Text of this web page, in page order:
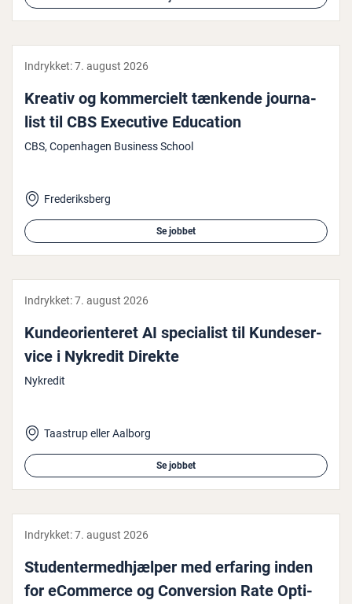
Indrykket:7. august 2026
Kreativ og kom­merci­elt tænkende jour­na­
list til CBS Executive Education
CBS, Copenhagen Business School
Frederiksberg
Se jobbet
Indrykket:7. august 2026
Kun­de­o­ri­en­te­ret AI spe­ci­a­list til Kun­de­ser­
vi­ce i Nykredit Direkte
Nykredit
Taastrup eller Aalborg
Se jobbet
Indrykket:7. august 2026
Stu­den­ter­med­hjæl­per med erfaring inden
for eCommerce og Con­ver­sion Rate Op­ti­